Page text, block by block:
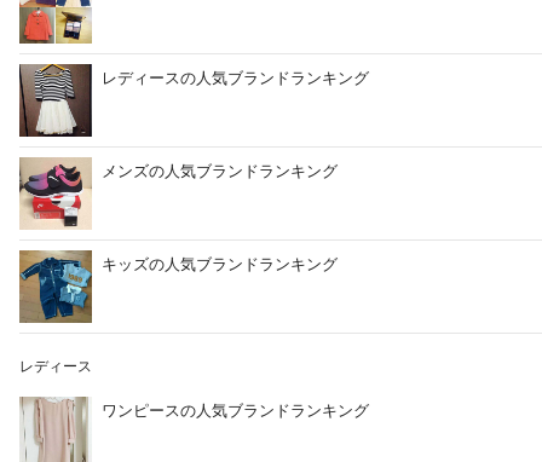
レディースの人気ブランドランキング
メンズの人気ブランドランキング
キッズの人気ブランドランキング
レディース
ワンピースの人気ブランドランキング